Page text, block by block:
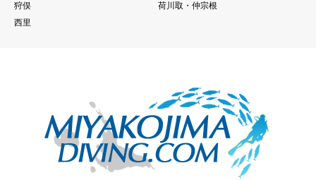
狩俣
荷川取・仲宗根
西里